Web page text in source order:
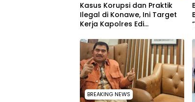
Kasus Korupsi dan Praktik
Ilegal di Konawe, Ini Target
Kerja Kapolres Edi
BREAKING NEWS